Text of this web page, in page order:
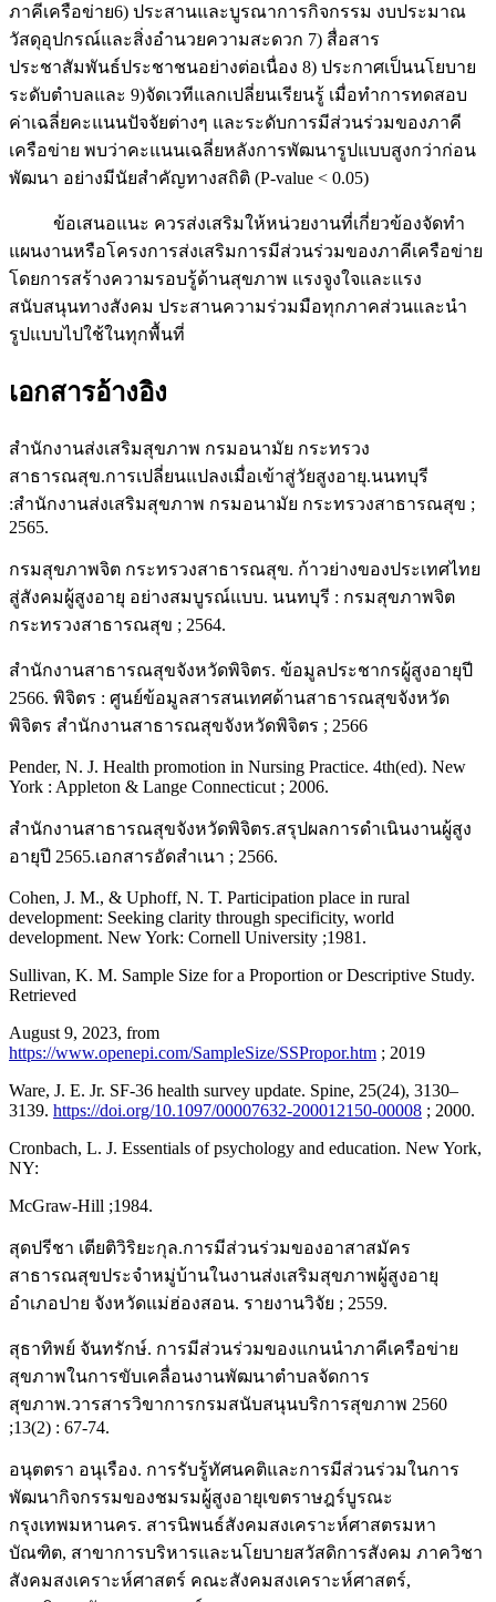
ภาคีเครือข่าย6) ประสานและบูรณาการกิจกรรม งบประมาณ
วัสดุอุปกรณ์และสิ่งอำนวยความสะดวก 7) สื่อสาร
ประชาสัมพันธ์ประชาชนอย่างต่อเนื่อง 8) ประกาศเป็นนโยบาย
ระดับตำบลและ 9)จัดเวทีแลกเปลี่ยนเรียนรู้ เมื่อทำการทดสอบ
ค่าเฉลี่ยคะแนนปัจจัยต่างๆ และระดับการมีส่วนร่วมของภาคี
เครือข่าย พบว่าคะแนนเฉลี่ยหลังการพัฒนารูปแบบสูงกว่าก่อน
พัฒนา อย่างมีนัยสำคัญทางสถิติ (P-value < 0.05)
ข้อเสนอแนะ ควรส่งเสริมให้หน่วยงานที่เกี่ยวข้องจัดทำ
แผนงานหรือโครงการส่งเสริมการมีส่วนร่วมของภาคีเครือข่าย
โดยการสร้างความรอบรู้ด้านสุขภาพ แรงจูงใจและแรง
สนับสนุนทางสังคม ประสานความร่วมมือทุกภาคส่วนและนำ
รูปแบบไปใช้ในทุกพื้นที่
เอกสารอ้างอิง
สำนักงานส่งเสริมสุขภาพ กรมอนามัย กระทรวง
สาธารณสุข.การเปลี่ยนแปลงเมื่อเข้าสู่วัยสูงอายุ.นนทบุรี
:สำนักงานส่งเสริมสุขภาพ กรมอนามัย กระทรวงสาธารณสุข ;
2565.
กรมสุขภาพจิต กระทรวงสาธารณสุข. ก้าวย่างของประเทศไทย
สู่สังคมผู้สูงอายุ อย่างสมบูรณ์แบบ. นนทบุรี : กรมสุขภาพจิต
กระทรวงสาธารณสุข ; 2564.
สำนักงานสาธารณสุขจังหวัดพิจิตร. ข้อมูลประชากรผู้สูงอายุปี
2566. พิจิตร : ศูนย์ข้อมูลสารสนเทศด้านสาธารณสุขจังหวัด
พิจิตร สำนักงานสาธารณสุขจังหวัดพิจิตร ; 2566
Pender, N. J. Health promotion in Nursing Practice. 4th(ed). New
York : Appleton & Lange Connecticut ; 2006.
สำนักงานสาธารณสุขจังหวัดพิจิตร.สรุปผลการดำเนินงานผู้สูง
อายุปี 2565.เอกสารอัดสำเนา ; 2566.
Cohen, J. M., & Uphoff, N. T. Participation place in rural
development: Seeking clarity through specificity, world
development. New York: Cornell University ;1981.
Sullivan, K. M. Sample Size for a Proportion or Descriptive Study.
Retrieved
August 9, 2023, from
https://www.openepi.com/SampleSize/SSPropor.htm ; 2019
Ware, J. E. Jr. SF-36 health survey update. Spine, 25(24), 3130–
3139. https://doi.org/10.1097/00007632-200012150-00008 ; 2000.
Cronbach, L. J. Essentials of psychology and education. New York,
NY:
McGraw-Hill ;1984.
สุดปรีชา เตียติวิริยะกุล.การมีส่วนร่วมของอาสาสมัคร
สาธารณสุขประจำหมู่บ้านในงานส่งเสริมสุขภาพผู้สูงอายุ
อำเภอปาย จังหวัดแม่ฮ่องสอน. รายงานวิจัย ; 2559.
สุธาทิพย์ จันทรักษ์. การมีส่วนร่วมของแกนนำภาคีเครือข่าย
สุขภาพในการขับเคลื่อนงานพัฒนาตำบลจัดการ
สุขภาพ.วารสารวิขาการกรมสนับสนุนบริการสุขภาพ 2560
;13(2) : 67-74.
อนุตตรา อนุเรือง. การรับรู้ทัศนคติและการมีส่วนร่วมในการ
พัฒนากิจกรรมของชมรมผู้สูงอายุเขตราษฎร์บูรณะ
กรุงเทพมหานคร. สารนิพนธ์สังคมสงเคราะห์ศาสตรมหา
บัณฑิต, สาขาการบริหารและนโยบายสวัสดิการสังคม ภาควิชา
สังคมสงเคราะห์ศาสตร์ คณะสังคมสงเคราะห์ศาสตร์,